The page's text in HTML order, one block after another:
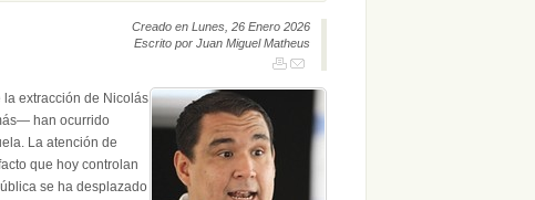
Creado en Lunes, 26 Enero 2026
Escrito por Juan Miguel Matheus
la extracción de Nicolás
han ocurrido
La atención de
que hoy controlan
se ha desplazado